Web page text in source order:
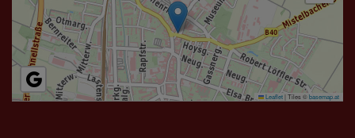
Leaflet|Tiles ©basemap.at